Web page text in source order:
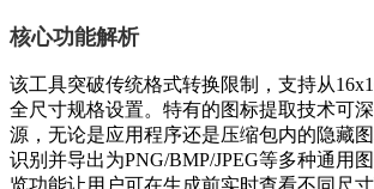
核心功能解析
该工具突破传统格式转换限制，支持从
全尺寸规格设置。特有的图标提取技术可
源，无论是应用程序还是压缩包内的隐藏
识别并导出为PNG/BMP/JPEG等多种通用